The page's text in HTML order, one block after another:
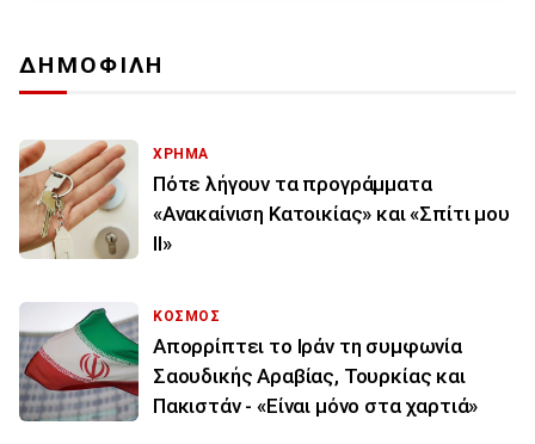
ΔΗΜΟΦΙΛΗ
ΧΡΗΜΑ
Πότε λήγουν τα προγράμματα
«Ανακαίνιση Κατοικίας» και «Σπίτι μου
ΙΙ»
ΚΟΣΜΟΣ
Απορρίπτει το Ιράν τη συμφωνία
Σαουδικής Αραβίας, Τουρκίας και
Πακιστάν - «Είναι μόνο στα χαρτιά»